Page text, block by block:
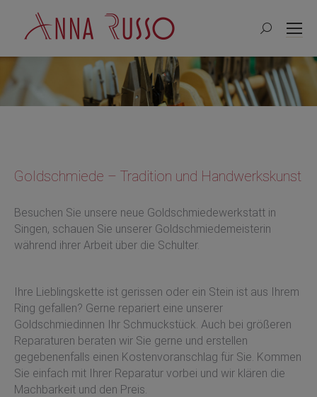
Search:
Goldschmiede – Tradition und Handwerkskunst
Besuchen Sie unsere neue Goldschmiedewerkstatt in
Singen, schauen Sie unserer Goldschmiedemeisterin
während ihrer Arbeit über die Schulter.
Ihre Lieblingskette ist gerissen oder ein Stein ist aus Ihrem
Ring gefallen? Gerne repariert eine unserer
Goldschmiedinnen Ihr Schmuckstück. Auch bei größeren
Reparaturen beraten wir Sie gerne und erstellen
gegebenenfalls einen Kostenvoranschlag für Sie. Kommen
Sie einfach mit Ihrer Reparatur vorbei und wir klären die
Machbarkeit und den Preis.